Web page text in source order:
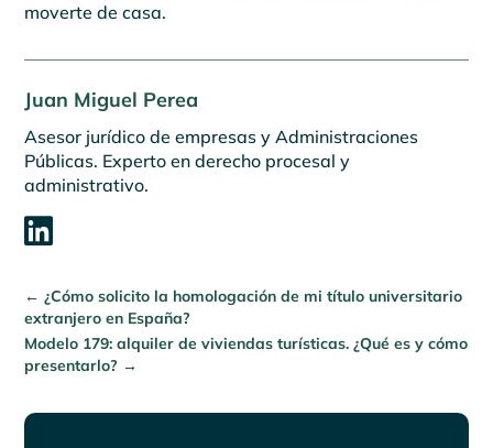
moverte de casa.
Juan Miguel Perea
Asesor jurídico de empresas y Administraciones
Públicas. Experto en derecho procesal y
administrativo.

← ¿Cómo solicito la homologación de mi título universitario
extranjero en España?
Modelo 179: alquiler de viviendas turísticas. ¿Qué es y cómo
presentarlo? →